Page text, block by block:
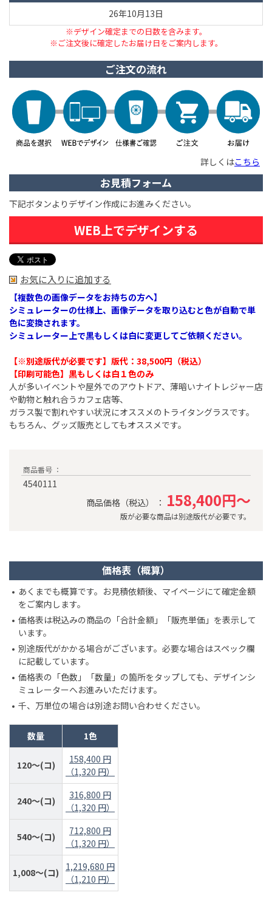
26年10月13日
※デザイン確定までの日数を含みます。
※ご注文後に確定したお届け日をご案内します。
ご注文の流れ
詳しくはこちら
お見積フォーム
下記ボタンよりデザイン作成にお進みください。
WEB上でデザインする
お気に入りに追加する
【複数色の画像データをお持ちの方へ】
シミュレーターの仕様上、画像データを取り込むと色が自動で単
色に変換されます。
シミュレーター上で黒もしくは白に変更してご依頼ください。
【※別途版代が必要です】版代：38,500円（税込）​
【印刷可能色】黒もしくは白１色のみ
人が多いイベントや屋外でのアウトドア、薄暗いナイトレジャー店
や動物と触れ合うカフェ店等、
ガラス製で割れやすい状況にオススメのトライタングラスです。
もちろん、グッズ販売としてもオススメです。
商品番号 ：
4540111
商品価格（税込） ： 158,400円～
版が必要な商品は別途版代が必要です。
価格表（概算）
あくまでも概算です。お見積依頼後、マイページにて確定金額
をご案内します。
価格表は税込みの商品の「合計金額」「販売単価」を表示して
います。
別途版代がかかる場合がございます。必要な場合はスペック欄
に記載しています。
価格表の「色数」「数量」の箇所をタップしても、デザインシ
ミュレーターへお進みいただけます。
千、万単位の場合は別途お問い合わせください。
数量 1色
120～(コ)
158,400 円
（1,320 円）
240～(コ)
316,800 円
（1,320 円）
540～(コ)
712,800 円
（1,320 円）
1,008～(コ)
1,219,680 円
（1,210 円）